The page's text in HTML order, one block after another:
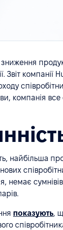
Звіт компанії
компанія все
найбільша
немає
показують,